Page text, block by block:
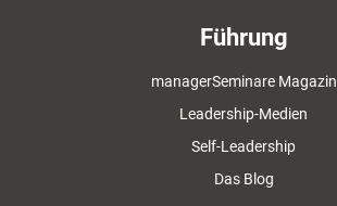
Führung
managerSeminare Magazin
Leadership-Medien
Self-Leadership
Das Blog